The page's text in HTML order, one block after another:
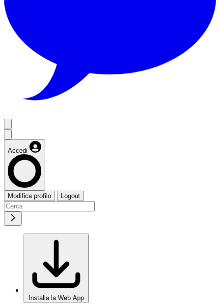
Accedi
Modifica profilo Logout
Installa la Web App